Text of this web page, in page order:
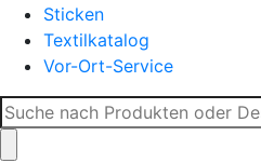
Sticken
Textilkatalog
Vor-Ort-Service
Suche
nach: